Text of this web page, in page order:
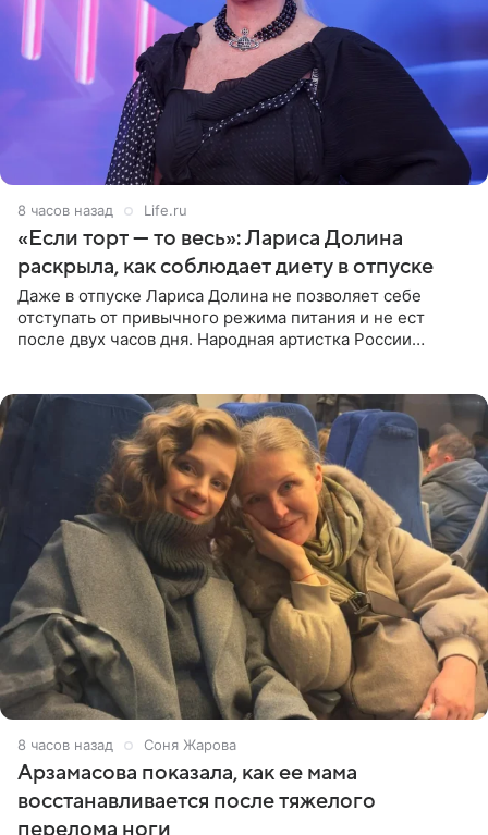
8 часов назад Life.ru
«Если торт — то весь»: Лариса Долина
раскрыла, как соблюдает диету в отпуске
Даже в отпуске Лариса Долина не позволяет себе
отступать от привычного режима питания и не ест
после двух часов дня. Народная артистка России
8 часов назад Соня Жарова
Арзамасова показала, как ее мама
восстанавливается после тяжелого
перелома ноги